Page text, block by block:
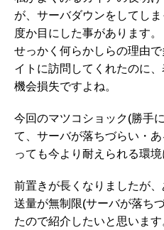
が、サーバダウンをしてし
度か目にした事があります。
せっかく何らかしらの理由
イトに訪問してくれたのに
機会損失ですよね。
今回のマツコショック(勝手
て、サーバが落ちづらい・
っても今より耐えられる環境
前置きが長くなりましたが
送量が無制限(サーバが落ち
たので紹介したいと思います